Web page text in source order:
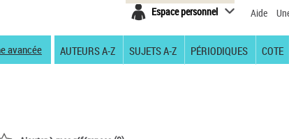
Espace personnel Aide
avancée AUTEURS A-Z SUJETS A-Z PÉRIODIQUES COTE